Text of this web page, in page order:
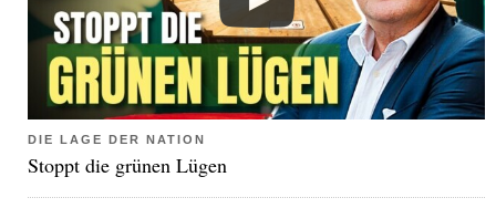
DIE LAGE DER NATION
Stoppt die grünen Lügen